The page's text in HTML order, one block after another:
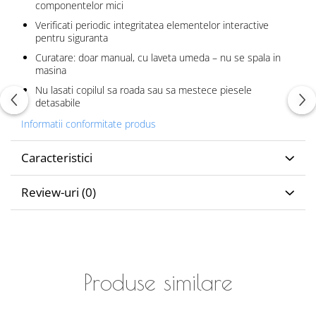
componentelor mici
Verificati periodic integritatea elementelor interactive
pentru siguranta
Curatare: doar manual, cu laveta umeda – nu se spala in
masina
Nu lasati copilul sa roada sau sa mestece piesele
detasabile
Informatii conformitate produs
Caracteristici
Review-uri (0)
Produse similare